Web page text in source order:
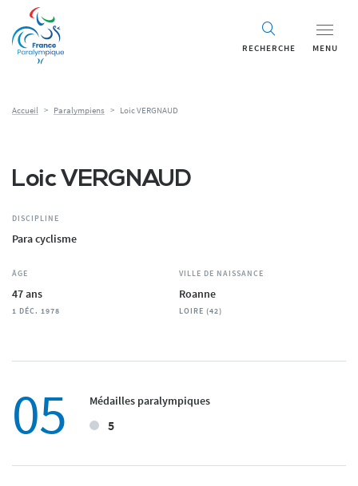
RECHERCHE MENU
Accueil > Paralympiens > Loic VERGNAUD
Loic VERGNAUD
DISCIPLINE
Para cyclisme
ÂGE
47 ans
1 DÉC. 1978
VILLE DE NAISSANCE
Roanne
LOIRE (42)
05 Médailles paralympiques
5
Panneau de gestion des cookies